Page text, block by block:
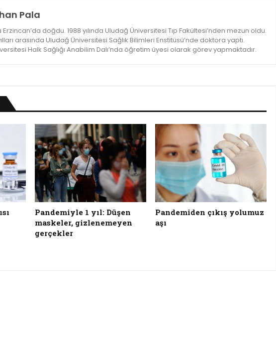
Pala
Erzincan’da doğdu. 1988 yılında Uludağ Üniversitesi Tıp Fakültesi’nden mezun oldu.
arasında Uludağ Üniversitesi Sağlık Bilimleri Enstitüsü’nde doktora yaptı.
Halk Sağlığı Anabilim Dalı’nda öğretim üyesi olarak görev yapmaktadır.
Pandemiyle 1 yıl: Düşen
maskeler, gizlenemeyen
gerçekler
Pandemiden çıkış yolumuz
aşı